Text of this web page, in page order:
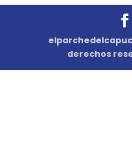
derechos